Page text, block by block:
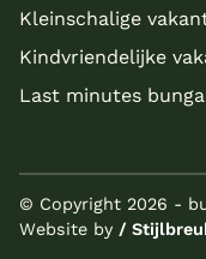
Kleinschalige
Kindvriendelijke
Last minutes
© Copyright 2026 -
Website by /